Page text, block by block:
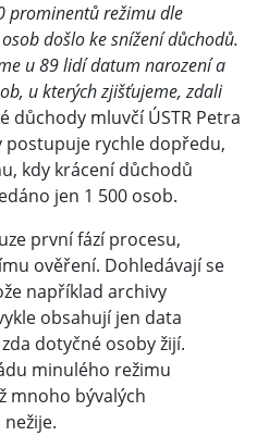
prominentů režimu dle
došlo ke snížení důchodů.
u 89 lidí datum narození a
u kterých zjišťujeme, zdali
důchody mluvčí ÚSTR Petra
postupuje rychle dopředu,
kdy krácení důchodů
jen 1 500 osob.
první fází procesu,
ověření. Dohledávají se
například archivy
obsahují jen data
dotyčné osoby žijí.
minulého režimu
mnoho bývalých